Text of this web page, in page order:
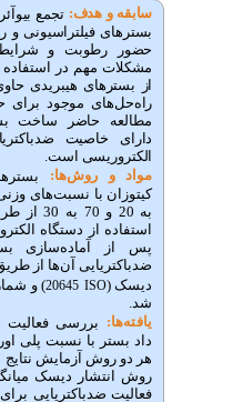
سابقه و هدف: تجمع
بسترهای فیلتراسیونی و
حضور رطوبت و
مشکلات مهم در
از بسترهای هیبریدی
راه‌حل‌های موجود
مطالعه حاضر ساخت
دارای خاصیت
الکتروریسی است.
مواد و روش‌‌ها:
به 20 و
استفاده از دستگاه
پس از آماده‌سازی
ضدباکتریایی آن‌ها از
دیسک (ISO
20645) و
شد.
یافته‌ها: بررسی فعالیت
هر دو روش آزمایش نتایج
روش انتشار دیسک
فعالیت ضدباکتریایی